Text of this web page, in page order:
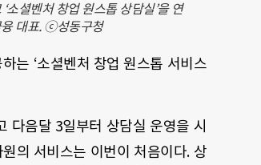
셜벤처 창업 원스톱 상담실’을 연
융 대표. ⓒ성동구청
는 ‘소셜벤처 창업 원스톱 서비스
다음달 3일부터 상담실 운영을 시
의 서비스는 이번이 처음이다. 상